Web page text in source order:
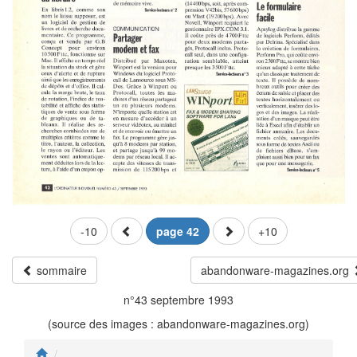
-10 page 42 +10
sommaire
abandonware-magazines.org
n°43 septembre 1993
(source des images : abandonware-magazines.org)